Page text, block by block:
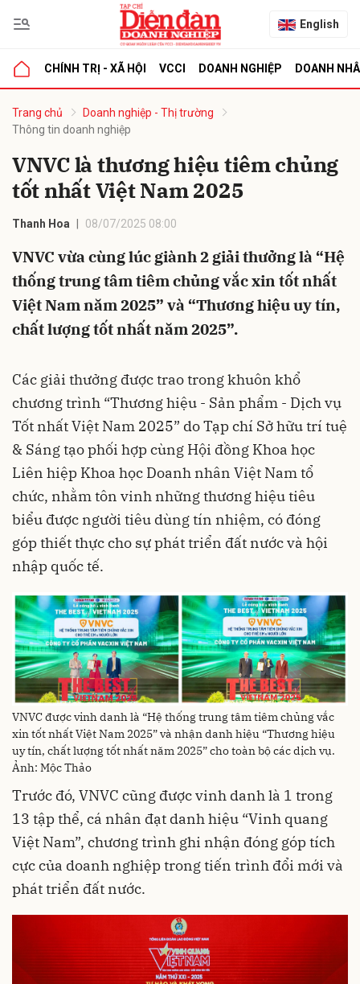
English
CHÍNH TRỊ - XÃ HỘI VCCI DOANH NGHIỆP DOANH
Trang chủ
Doanh nghiệp - Thị trường
Thông tin doanh nghiệp
VNVC là thương hiệu tiêm chủng
tốt nhất Việt Nam 2025
Thanh Hoa 08/07/2025 08:00
VNVC vừa cùng lúc giành 2 giải thưởng là “Hệ
thống trung tâm tiêm chủng vắc xin tốt nhất
Việt Nam năm 2025” và “Thương hiệu uy tín,
chất lượng tốt nhất năm 2025”.
Các giải thưởng được trao trong khuôn khổ
chương trình “Thương hiệu - Sản phẩm - Dịch vụ
Tốt nhất Việt Nam 2025” do Tạp chí Sở hữu trí tuệ
& Sáng tạo phối hợp cùng Hội đồng Khoa học
Liên hiệp Khoa học Doanh nhân Việt Nam tổ
chức, nhằm tôn vinh những thương hiệu tiêu
biểu được người tiêu dùng tín nhiệm, có đóng
góp thiết thực cho sự phát triển đất nước và hội
nhập quốc tế.
VNVC được vinh danh là “Hệ thống trung tâm tiêm chủng vắc
xin tốt nhất Việt Nam 2025” và nhận danh hiệu “Thương hiệu
uy tín, chất lượng tốt nhất năm 2025” cho toàn bộ các dịch vụ.
Ảnh: Mộc Thảo
Trước đó, VNVC cũng được vinh danh là 1 trong
13 tập thể, cá nhân đạt danh hiệu “Vinh quang
Việt Nam”, chương trình ghi nhận đóng góp tích
cực của doanh nghiệp trong tiến trình đổi mới và
phát triển đất nước.
luận
Hủy